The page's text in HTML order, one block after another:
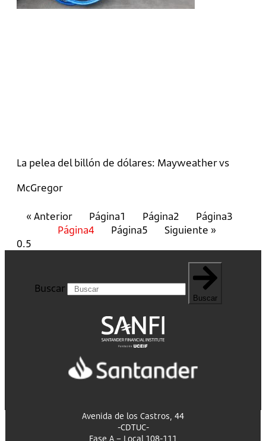
La pelea del billón de dólares: Mayweather vs
McGregor
« Anterior Página1 Página2 Página3
Página4 Página5 Siguiente »
Buscar
Buscar
Avenida de los Castros, 44
-CDTUC-
Fase A – Local 108-111